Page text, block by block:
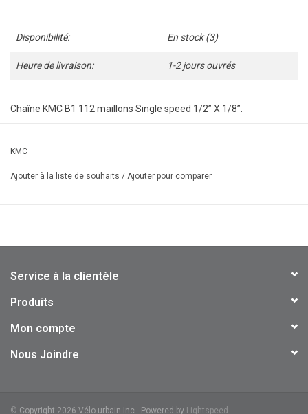
Disponibilité: En stock(3)
Heure de livraison: 1-2 jours ouvrés
Chaîne KMC B1 112 maillons Single speed 1/2” X 1/8”.
KMC
Ajouter à la liste de souhaits / Ajouter pour comparer
Service à la clientèle
Produits
Mon compte
Nous Joindre
© Copyright 2026 Vélo urbain Inc - Powered by Lightspeed